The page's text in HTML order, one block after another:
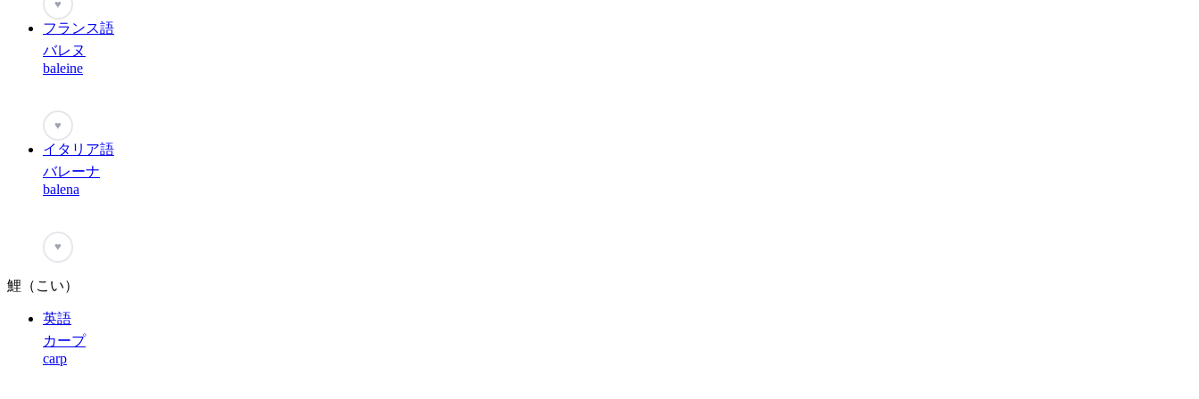
♥
フランス語
バレヌ
baleine
♥
イタリア語
バレーナ
balena
♥
鯉（こい）
英語
カープ
carp